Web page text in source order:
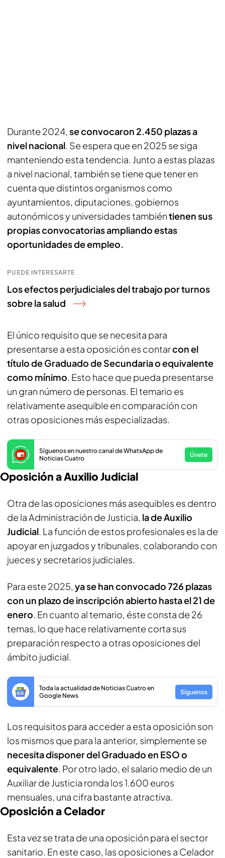
Durante 2024, se convocaron 2.450 plazas a
nivel nacional. Se espera que en 2025 se siga
manteniendo esta tendencia. Junto a estas plazas
a nivel nacional, también se tiene que tener en
cuenta que distintos organismos como
ayuntamientos, diputaciones, gobiernos
autonómicos y universidades tambiéntienen sus
propias convocatorias ampliando estas
oportunidades de empleo.
PUEDE INTERESARTE
Los efectos perjudiciales del trabajo por turnos
sobre la salud
El único requisito que se necesita para
presentarse a esta oposición es contarcon el
título de Graduado de Secundaria o equivalente
como mínimo. Esto hace que pueda presentarse
un gran número de personas. El temario es
relativamente asequible en comparación con
otras oposiciones más especializadas.
Síguenos en nuestro canal de WhatsApp de
Noticias Cuatro
Únete
Oposición a Auxilio Judicial
Otra de las oposiciones más asequibles es dentro
de la Administración de Justicia, la de Auxilio
Judicial. La función de estos profesionales es la de
apoyar en juzgados y tribunales, colaborando con
jueces y secretarios judiciales.
Para este 2025, ya se han convocado 726 plazas
con un plazo de inscripción abierto hasta el 21 de
enero. En cuanto al temario, éste consta de 26
temas, lo que hace relativamente corta sus
preparación respecto a otras oposiciones del
ámbito judicial.
Toda la actualidad de Noticias Cuatro en
Google News
Síguenos
Los requisitos para acceder a esta oposición son
los mismos que para la anterior, simplemente se
necesita disponer del Graduado en ESO o
equivalente. Por otro lado, el salario medio de un
Auxiliar de Justicia ronda los 1.600 euros
mensuales, una cifra bastante atractiva.
Oposición a Celador
Esta vez se trata de una oposición para el sector
sanitario. En este caso, las oposiciones a Celador